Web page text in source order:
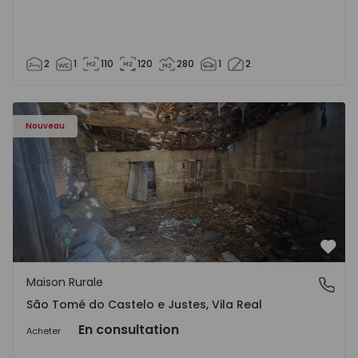
2 1 110 120 280 1 2
Nouveau
Maison Vila Real, São Tomé do Castelo e Justes -
São Tomé do Castelo e Justes, Vila Real
Maison Rurale
São Tomé do Castelo e Justes, Vila Real
Acheter En consultation